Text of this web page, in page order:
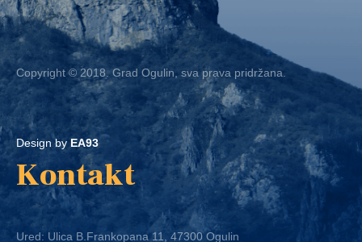
Copyright © 2018. Grad Ogulin, sva prava pridržana.
Design by EA93
Kontakt
Ured: Ulica B.Frankopana 11, 47300 Ogulin